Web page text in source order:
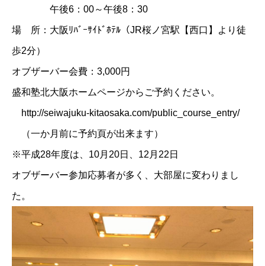
午後6：00～午後8：30
場 所：大阪ﾘﾊﾞｰｻｲﾄﾞﾎﾃﾙ（JR桜ノ宮駅【西口】より徒
歩2分）
オブザーバー会費：3,000円
盛和塾北大阪ホームページからご予約ください。
http://seiwajuku-kitaosaka.com/public_course_entry/
（一か月前に予約頁が出来ます）
※平成28年度は、10月20日、12月22日
オブザーバー参加応募者が多く、大部屋に変わりまし
た。